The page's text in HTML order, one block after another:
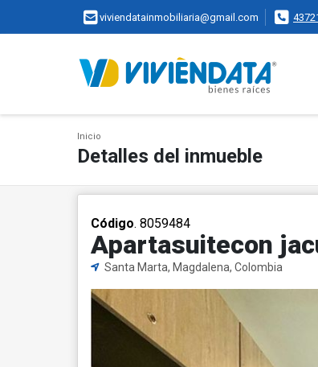
viviendatainmobiliaria@gmail.com
Inicio
Detalles del inmueble
Código. 8059484
Apartasuitecon
Santa Marta, Magdalena, Colombia